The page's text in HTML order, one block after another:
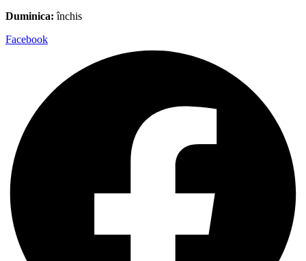
Duminica: închis
Facebook